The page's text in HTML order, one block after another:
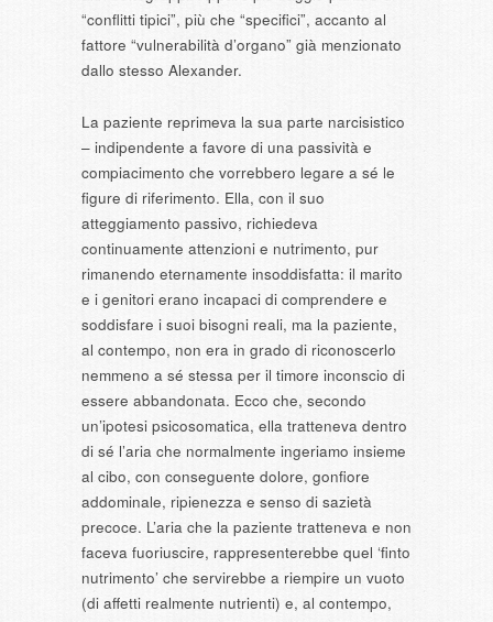
“conflitti tipici”, più che “specifici”, accanto al
fattore “vulnerabilità d’organo” già menzionato
dallo stesso Alexander.
La paziente reprimeva la sua parte narcisistico
– indipendente a favore di una passività e
compiacimento che vorrebbero legare a sé le
figure di riferimento. Ella, con il suo
atteggiamento passivo, richiedeva
continuamente attenzioni e nutrimento, pur
rimanendo eternamente insoddisfatta: il marito
e i genitori erano incapaci di comprendere e
soddisfare i suoi bisogni reali, ma la paziente,
al contempo, non era in grado di riconoscerlo
nemmeno a sé stessa per il timore inconscio di
essere abbandonata. Ecco che, secondo
un’ipotesi psicosomatica, ella tratteneva dentro
di sé l’aria che normalmente ingeriamo insieme
al cibo, con conseguente dolore, gonfiore
addominale, ripienezza e senso di sazietà
precoce. L’aria che la paziente tratteneva e non
faceva fuoriuscire, rappresenterebbe quel ‘finto
nutrimento’ che servirebbe a riempire un vuoto
(di affetti realmente nutrienti) e, al contempo,